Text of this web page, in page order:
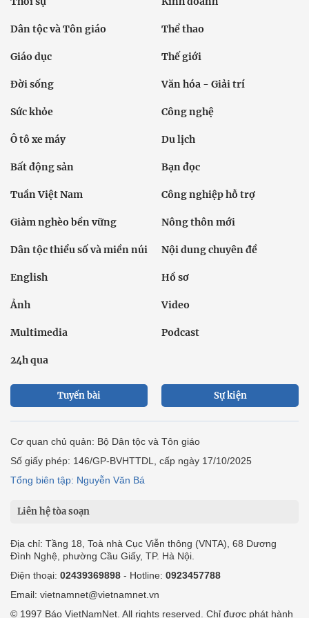
Dân tộc và Tôn giáo Thể thao
Giáo dục Thế giới
Đời sống Văn hóa - Giải trí
Sức khỏe Công nghệ
Ô tô xe máy Du lịch
Bất động sản Bạn đọc
Tuần Việt Nam Công nghiệp hỗ trợ
Giảm nghèo bền vững Nông thôn mới
Dân tộc thiểu số và miền núi Nội dung chuyên đề
English Hồ sơ
Ảnh Video
Multimedia Podcast
24h qua
Tuyến bài Sự kiện
Cơ quan chủ quản: Bộ Dân tộc và Tôn giáo
Số giấy phép: 146/GP-BVHTTDL, cấp ngày 17/10/2025
Tổng biên tập: Nguyễn Văn Bá
Liên hệ tòa soạn
Địa chỉ: Tầng 18, Toà nhà Cục Viễn thông (VNTA), 68 Dương
Đình Nghệ, phường Cầu Giấy, TP. Hà Nội.
Điện thoại: 02439369898 - Hotline: 0923457788
Email: vietnamnet@vietnamnet.vn
© 1997 Báo VietNamNet. All rights reserved. Chỉ được phát hành